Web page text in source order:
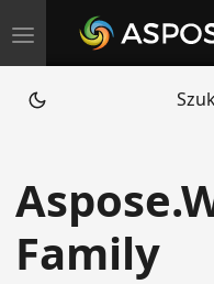
T
o
g
e
n
a
Family